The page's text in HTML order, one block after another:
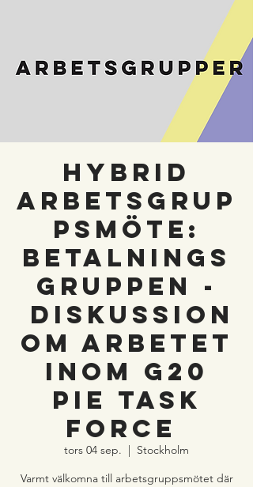
HYBRID
ARBETSGRUP
PSMÖTE:
Betalnings
gruppen -
diskussion
om arbetet
inom G20
PIE Task
Force
tors 04 sep.
  |
Stockholm
Varmt välkomna till arbetsgruppsmötet där